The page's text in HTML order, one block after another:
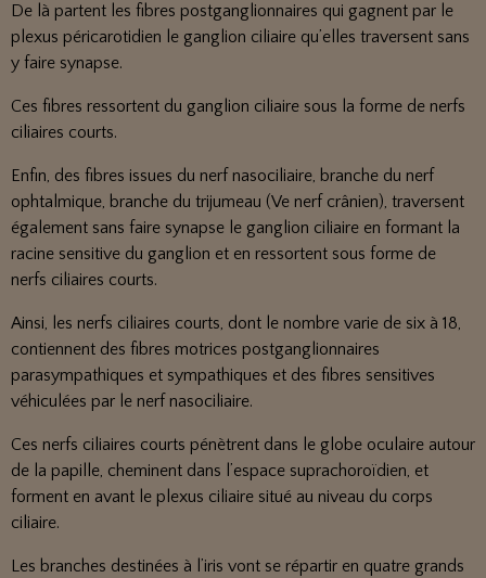
De là partent les fibres postganglionnaires qui gagnent par le
plexus péricarotidien le ganglion ciliaire qu’elles traversent sans
y faire synapse.
Ces fibres ressortent du ganglion ciliaire sous la forme de nerfs
ciliaires courts.
Enfin, des fibres issues du nerf nasociliaire, branche du nerf
ophtalmique, branche du trijumeau (Ve nerf crânien), traversent
également sans faire synapse le ganglion ciliaire en formant la
racine sensitive du ganglion et en ressortent sous forme de
nerfs ciliaires courts.
Ainsi, les nerfs ciliaires courts, dont le nombre varie de six à 18,
contiennent des fibres motrices postganglionnaires
parasympathiques et sympathiques et des fibres sensitives
véhiculées par le nerf nasociliaire.
Ces nerfs ciliaires courts pénètrent dans le globe oculaire autour
de la papille, cheminent dans l’espace suprachoroïdien, et
forment en avant le plexus ciliaire situé au niveau du corps
ciliaire.
Les branches destinées à l’iris vont se répartir en quatre grands